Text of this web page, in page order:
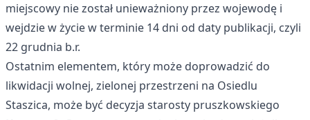
miejscowy nie został unieważniony przez wojewodę i
wejdzie w życie w terminie 14 dni od daty publikacji, czyli
22 grudnia b.r.
Ostatnim elementem, który może doprowadzić do
likwidacji wolnej, zielonej przestrzeni na Osiedlu
Staszica, może być decyzja starosty pruszkowskiego